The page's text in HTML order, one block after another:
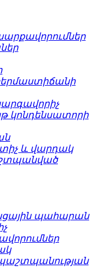
կոնդենսատորի
և վարդակ
պահարան